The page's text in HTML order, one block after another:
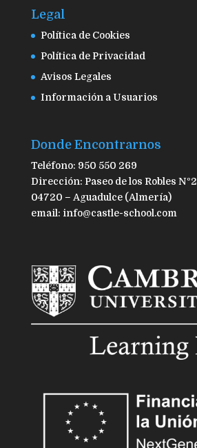
Legal
Política de Cookies
Política de Privacidad
Avisos Legales
Información a Usuarios
Donde Encontrarnos
Teléfono: 950 550 269
Dirección: Paseo de los Robles Nº2
04720 – Aguadulce (Almería)
email: info@castle-school.com